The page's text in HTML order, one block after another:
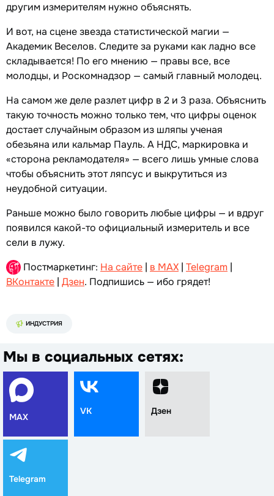
другим измерителям нужно объяснять.
И вот, на сцене звезда статистической магии —
Академик Веселов. Следите за руками как ладно все
складывается! По его мнению — правы все, все
молодцы, и Роскомнадзор — самый главный молодец.
На самом же деле разлет цифр в 2 и 3 раза. Объяснить
такую точность можно только тем, что цифры оценок
достает случайным образом из шляпы ученая
обезьяна или кальмар Пауль. А НДС, маркировка и
«сторона рекламодателя» — всего лишь умные слова
чтобы объяснить этот ляпсус и выкрутиться из
неудобной ситуации.
Раньше можно было говорить любые цифры — и вдруг
появился какой-то официальный измеритель и все
сели в лужу.
Постмаркетинг: На сайте | в MAX | Telegram |
ВКонтакте | Дзен. Подпишись — ибо грядет!
ИНДУСТРИЯ
Мы в социальных сетях:
MAX
VK Дзен
Telegram